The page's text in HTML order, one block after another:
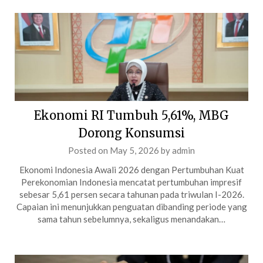
Ekonomi RI Tumbuh 5,61%, MBG
Dorong Konsumsi
Posted on May 5, 2026 byadmin
Ekonomi Indonesia Awali 2026 dengan Pertumbuhan Kuat
Perekonomian Indonesia mencatat pertumbuhan impresif
sebesar 5,61 persen secara tahunan pada triwulan I-2026.
Capaian ini menunjukkan penguatan dibanding periode yang
sama tahun sebelumnya, sekaligus menandakan…